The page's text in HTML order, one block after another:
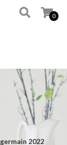
0
2022